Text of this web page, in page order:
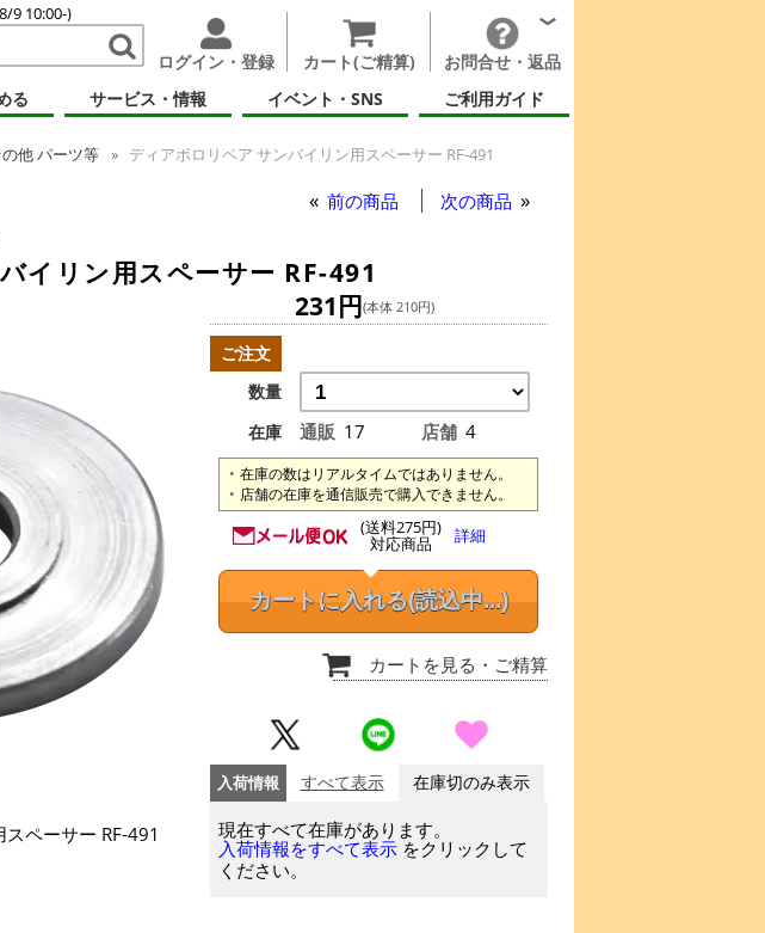
9 10:00-)
ログイン・登録 カート(ご精算)
お問合せ・返品
る サービス・情報 イベント・SNS ご利用ガイド
他 パーツ等 ディアボロリペア サンバイリン用スペーサー RF-491
前の商品 次の商品
イリン用スペーサー RF-491
ペーサー RF-491
231円(本体 210円)
ご注文
数量
在庫
通販 17 店舗 4
在庫の数はリアルタイムではありません。
店舗の在庫を通信販売で購入できません。
(送料275円)
対応商品 詳細
カートに入れる(読込中...)
カートを見る ・ご精算
入荷情報 すべて表示 在庫切のみ表示
現在すべて在庫があります。
入荷情報をすべて表示 をクリックして
ください。